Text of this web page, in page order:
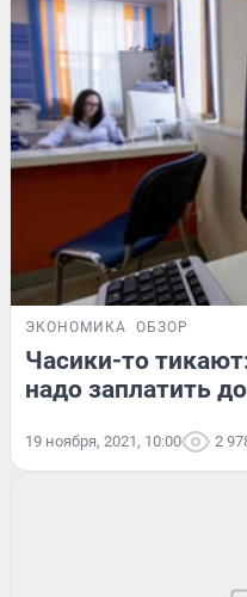
ЭКОНОМИКА ОБЗОР
Часики-то
надо заплатить
19 ноября, 2021, 10:00 2